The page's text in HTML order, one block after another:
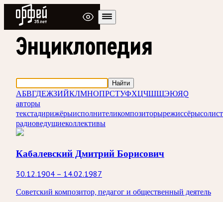
Радио Орфей
Энциклопедия
Найти
АБВГДЕЖЗИЙКЛМНОПРСТУФХЦЧШЩЭЮЯQ
авторы
текстадирижёрыисполнителикомпозиторырежиссёры
радиоведущиеколлективы
Кабалевский Дмитрий Борисович
30.12.1904 – 14.02.1987
Советский композитор, педагог и общественный деятель